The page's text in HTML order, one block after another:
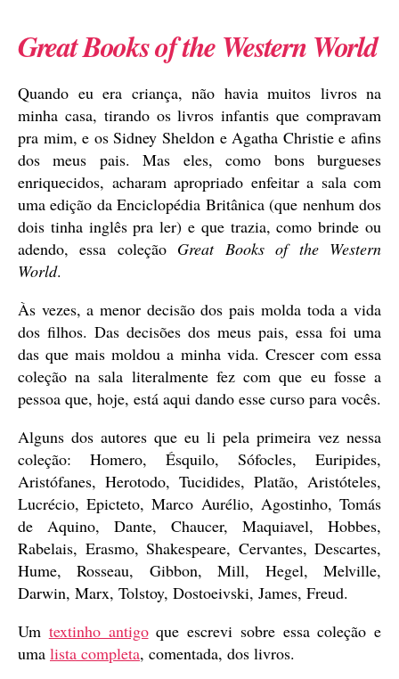
Great Books of the Western World
Quando eu era criança, não havia muitos livros na
minha casa, tirando os livros infantis que compravam
pra mim, e os Sidney Sheldon e Agatha Christie e afins
dos meus pais. Mas eles, como bons burgueses
enriquecidos, acharam apropriado enfeitar a sala com
uma edição da Enciclopédia Britânica (que nenhum dos
dois tinha inglês pra ler) e que trazia, como brinde ou
adendo, essa coleção Great Books of the Western
World.
Às vezes, a menor decisão dos pais molda toda a vida
dos filhos. Das decisões dos meus pais, essa foi uma
das que mais moldou a minha vida. Crescer com essa
coleção na sala literalmente fez com que eu fosse a
pessoa que, hoje, está aqui dando esse curso para vocês.
Alguns dos autores que eu li pela primeira vez nessa
coleção: Homero, Ésquilo, Sófocles, Euripides,
Aristófanes, Herotodo, Tucidides, Platão, Aristóteles,
Lucrécio, Epicteto, Marco Aurélio, Agostinho, Tomás
de Aquino, Dante, Chaucer, Maquiavel, Hobbes,
Rabelais, Erasmo, Shakespeare, Cervantes, Descartes,
Hume, Rosseau, Gibbon, Mill, Hegel, Melville,
Darwin, Marx, Tolstoy, Dostoeivski, James, Freud.
Um textinho antigoque escrevi sobre essa coleção e
uma lista completa, comentada, dos livros.